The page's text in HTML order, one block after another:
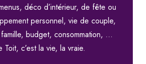
déco d’intérieur, de fête ou
personnel, vie de couple,
budget, consommation, …
c’est la vie, la vraie.